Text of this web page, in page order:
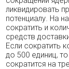
ликвидировать
потенциалу. На
сократить и
средств
Если сократить
до 500 единиц,
сократится на